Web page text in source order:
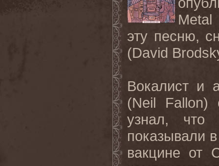
эту песню,
(David
Вокалист и
(Neil Fallon)
узнал,
показывали
вакцине от